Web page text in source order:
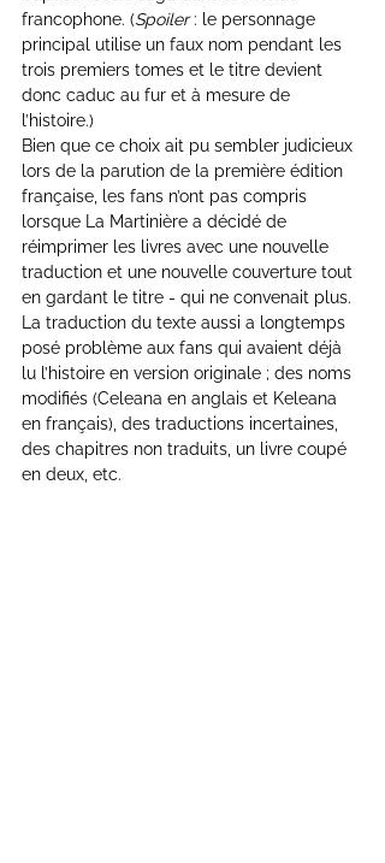
francophone. (Spoiler : le personnage
principal utilise un faux nom pendant les
trois premiers tomes et le titre devient
donc caduc au fur et à mesure de
l’histoire.)
Bien que ce choix ait pu sembler judicieux
lors de la parution de la première édition
française, les fans n’ont pas compris
lorsque La Martinière a décidé de
réimprimer les livres avec une nouvelle
traduction et une nouvelle couverture tout
en gardant le titre - qui ne convenait plus.
La traduction du texte aussi a longtemps
posé problème aux fans qui avaient déjà
lu l’histoire en version originale ; des noms
modifiés (Celeana en anglais et Keleana
en français), des traductions incertaines,
des chapitres non traduits, un livre coupé
en deux, etc.